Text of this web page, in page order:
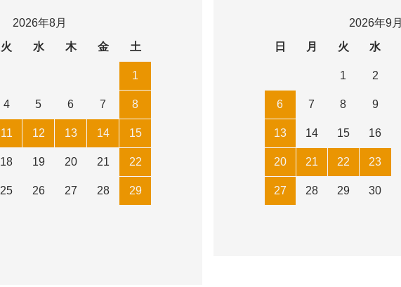
2026年8月
火 水 木 金 土
1
4 5 6 7 8
11 12 13 14 15
18 19 20 21 22
25 26 27 28 29
2026年9月
日
月 火 水
1 2
6 7 8 9
13 14 15 16
20 21 22 23
27 28 29 30